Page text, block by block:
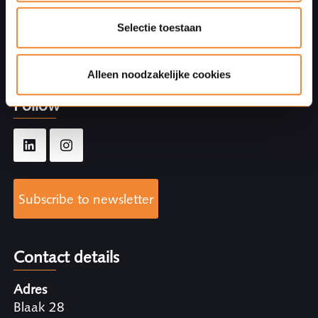
Selectie toestaan
Alleen noodzakelijke cookies
Customer experiences
About Ploum
Follow
Subscribe to newsletter
Contact details
Adres
Blaak 28